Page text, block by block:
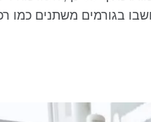
בגורמים משתנים כמו